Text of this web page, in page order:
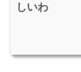
しいわ